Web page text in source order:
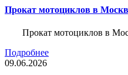
Прокат мотоциклов в
Прокат мотоциклов в
Подробнее
09.06.2026